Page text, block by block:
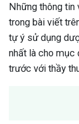
Những thông
trong bài viết
tự ý sử dụng
nhất là cho mục
trước với thầy